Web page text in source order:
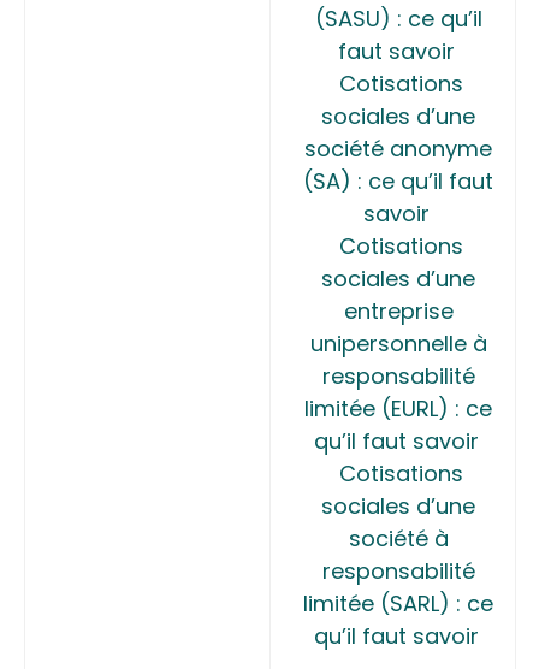
(SASU) : ce qu’il
faut savoir
Cotisations
sociales d’une
société anonyme
(SA) : ce qu’il faut
savoir
Cotisations
sociales d’une
entreprise
unipersonnelle à
responsabilité
limitée (EURL) : ce
qu’il faut savoir
Cotisations
sociales d’une
société à
responsabilité
limitée (SARL) : ce
qu’il faut savoir